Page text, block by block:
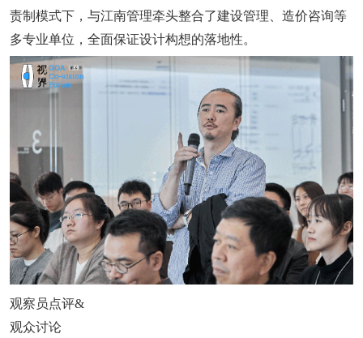
责制模式下，与江南管理牵头整合了建设管理、造价咨询等
多专业单位，全面保证设计构想的落地性。
观察员点评&
观众讨论